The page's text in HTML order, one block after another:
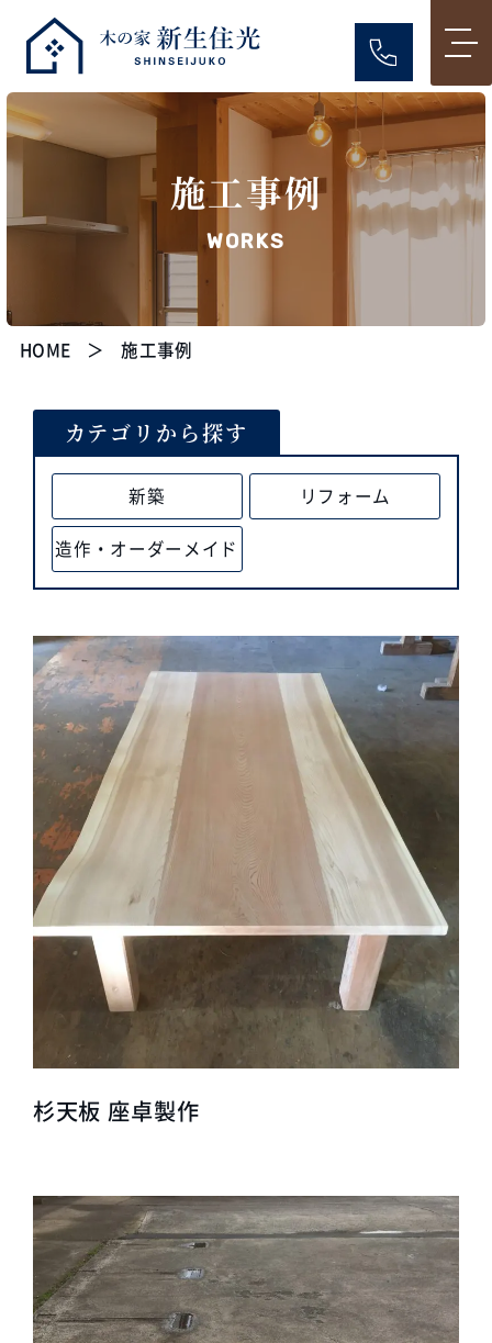
施工事例
WORKS
HOME 施工事例
カテゴリから探す
新築 リフォーム
造作・オーダーメイド
杉天板 座卓製作